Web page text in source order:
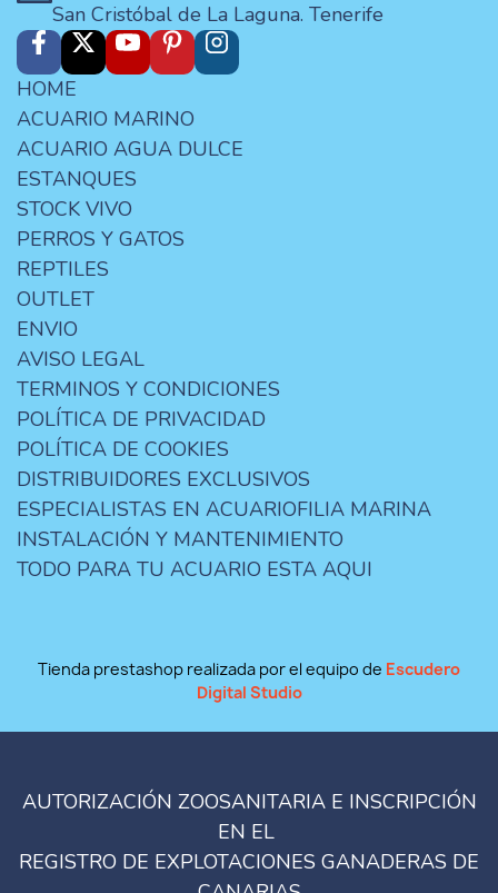
San Cristóbal de La Laguna. Tenerife
HOME
ACUARIO MARINO
ACUARIO AGUA DULCE
ESTANQUES
STOCK VIVO
PERROS Y GATOS
REPTILES
OUTLET
ENVIO
AVISO LEGAL
TERMINOS Y CONDICIONES
POLÍTICA DE PRIVACIDAD
POLÍTICA DE COOKIES
DISTRIBUIDORES EXCLUSIVOS
ESPECIALISTAS EN ACUARIOFILIA MARINA
INSTALACIÓN Y MANTENIMIENTO
TODO PARA TU ACUARIO ESTA AQUI
Tienda prestashop realizada por el equipo de Escudero
Digital Studio
AUTORIZACIÓN ZOOSANITARIA E INSCRIPCIÓN
EN EL
REGISTRO DE EXPLOTACIONES GANADERAS DE